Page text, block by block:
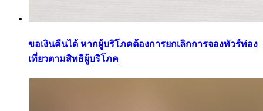
ขอเงินคืนได้ หากผู้บริโภคต้องการยกเลิกการจองทัวร์ท่อง
เที่ยวตามสิทธิผู้บริโภค